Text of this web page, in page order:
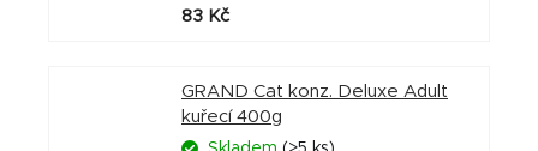
83 Kč
GRAND Cat konz. Deluxe Adult
kuřecí 400g